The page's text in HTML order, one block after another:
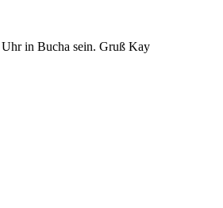
in Bucha sein. Gruß Kay